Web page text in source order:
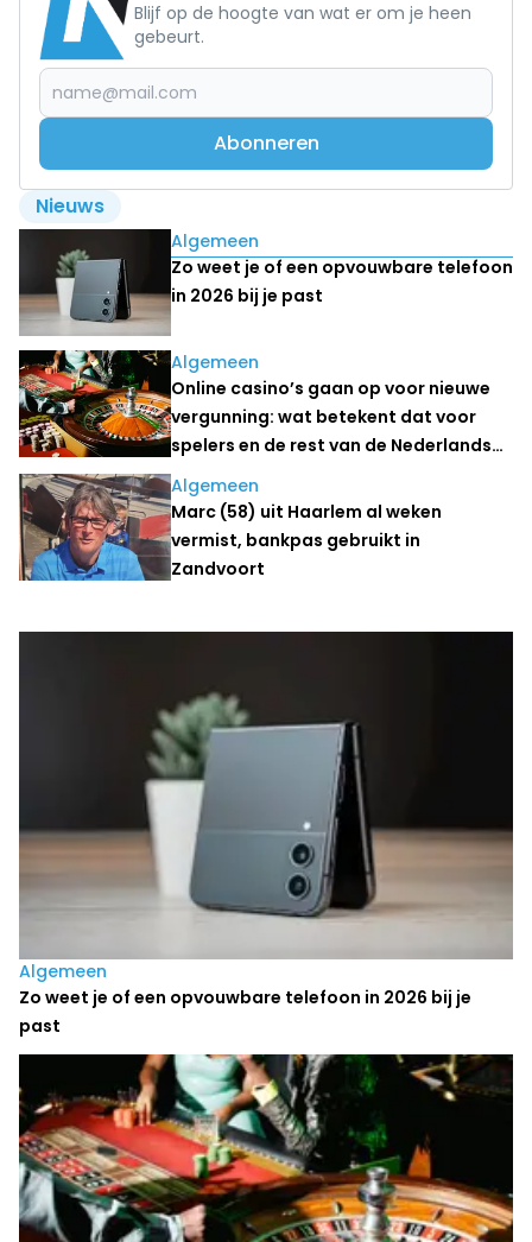
Blijf op de hoogte van wat er om je heen
gebeurt.
Abonneren
Nieuws
Lees ook
Algemeen
Zo weet je of een opvouwbare telefoon
in 2026 bij je past
Algemeen
Online casino’s gaan op voor nieuwe
vergunning: wat betekent dat voor
spelers en de rest van de Nederlandse
kansspelmarkt?
Algemeen
Marc (58) uit Haarlem al weken
vermist, bankpas gebruikt in
Zandvoort
Laatste nieuws
Algemeen
Zo weet je of een opvouwbare telefoon in 2026 bij je
past